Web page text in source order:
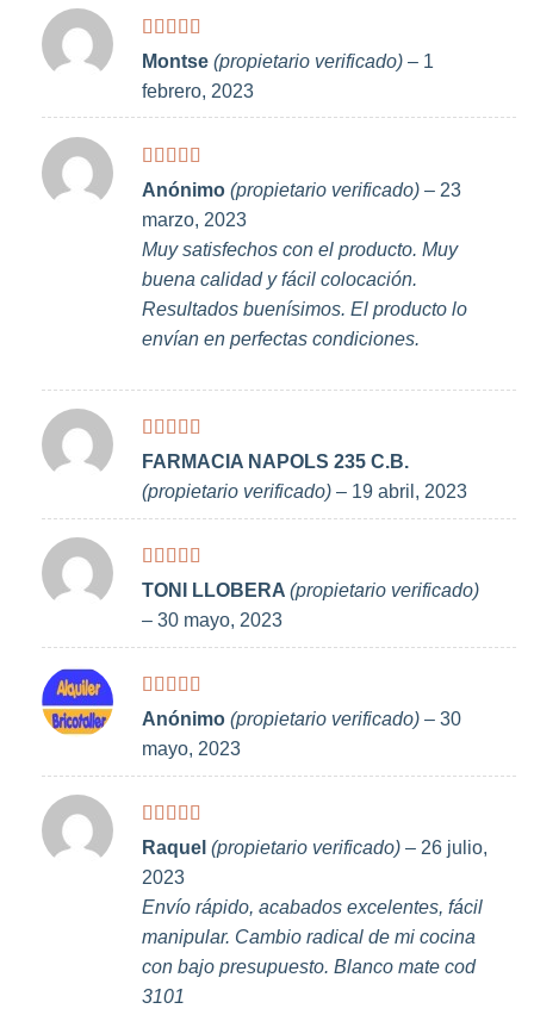
Valorado
con5de 5
Montse (propietario verificado) – 1
febrero, 2023
Valorado
con5de 5
Anónimo (propietario verificado) – 23
marzo, 2023
Muy satisfechos con el producto. Muy
buena calidad y fácil colocación.
Resultados buenísimos. El producto lo
envían en perfectas condiciones.
Valorado
con 4de
5
FARMACIA NAPOLS 235 C.B.
(propietario verificado) – 19 abril, 2023
Valorado
con4de
5
TONI LLOBERA (propietario verificado)
– 30 mayo, 2023
Valorado
con5de 5
Anónimo (propietario verificado) – 30
mayo, 2023
Valorado
con5de 5
Raquel (propietario verificado) – 26 julio,
2023
Envío rápido, acabados excelentes, fácil
manipular. Cambio radical de mi cocina
con bajo presupuesto. Blanco mate cod
3101